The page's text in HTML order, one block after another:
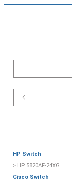
HP Switch
> HP 5820AF-24XG
Cisco Switch